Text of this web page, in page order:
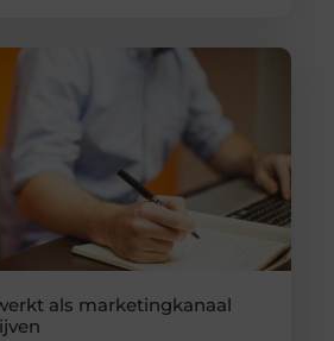
als marketingkanaal